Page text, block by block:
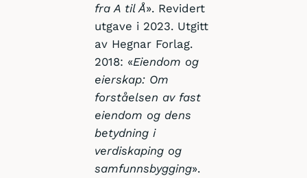
fra A til Å». Revidert
utgave i 2023. Utgitt
av Hegnar Forlag.
2018: «Eiendom og
eierskap: Om
forståelsen av fast
eiendom og dens
betydning i
verdiskaping og
samfunnsbygging».